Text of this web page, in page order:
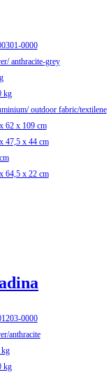
0000
anthracite-grey
kg
outdoor fabric/textilene
62 x 109 cm
47,5 x 44 cm
64,5 x 22 cm
0000
anthracite
kg
kg